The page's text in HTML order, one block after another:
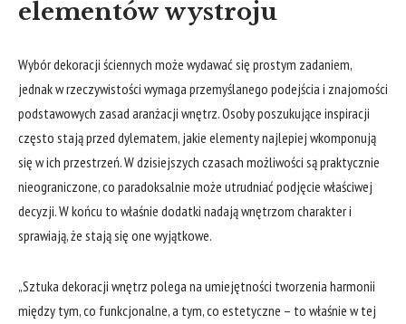
elementów wystroju
Wybór dekoracji ściennych może wydawać się prostym zadaniem,
jednak w rzeczywistości wymaga przemyślanego podejścia i znajomości
podstawowych zasad aranżacji wnętrz. Osoby poszukujące inspiracji
często stają przed dylematem, jakie elementy najlepiej wkomponują
się w ich przestrzeń. W dzisiejszych czasach możliwości są praktycznie
nieograniczone, co paradoksalnie może utrudniać podjęcie właściwej
decyzji. W końcu to właśnie dodatki nadają wnętrzom charakter i
sprawiają, że stają się one wyjątkowe.
„Sztuka dekoracji wnętrz polega na umiejętności tworzenia harmonii
między tym, co funkcjonalne, a tym, co estetyczne – to właśnie w tej